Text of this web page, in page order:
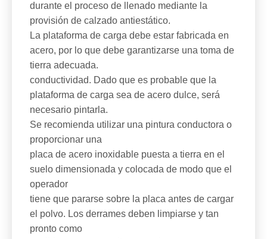
durante el proceso de llenado mediante la
provisión de calzado antiestático.
La plataforma de carga debe estar fabricada en
acero, por lo que debe garantizarse una toma de
tierra adecuada.
conductividad. Dado que es probable que la
plataforma de carga sea de acero dulce, será
necesario pintarla.
Se recomienda utilizar una pintura conductora o
proporcionar una
placa de acero inoxidable puesta a tierra en el
suelo dimensionada y colocada de modo que el
operador
tiene que pararse sobre la placa antes de cargar
el polvo. Los derrames deben limpiarse y tan
pronto como